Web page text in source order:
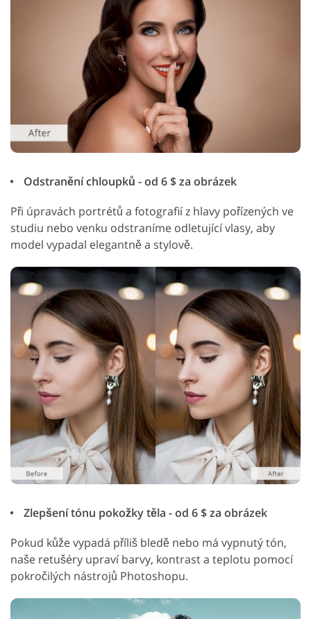
Odstranění chloupků - od 6 $ za obrázek
Při úpravách portrétů a fotografií z hlavy pořízených ve
studiu nebo venku odstraníme odletující vlasy, aby
model vypadal elegantně a stylově.
Zlepšení tónu pokožky těla - od 6 $ za obrázek
Pokud kůže vypadá příliš bledě nebo má vypnutý tón,
naše retušéry upraví barvy, kontrast a teplotu pomocí
pokročilých nástrojů Photoshopu.